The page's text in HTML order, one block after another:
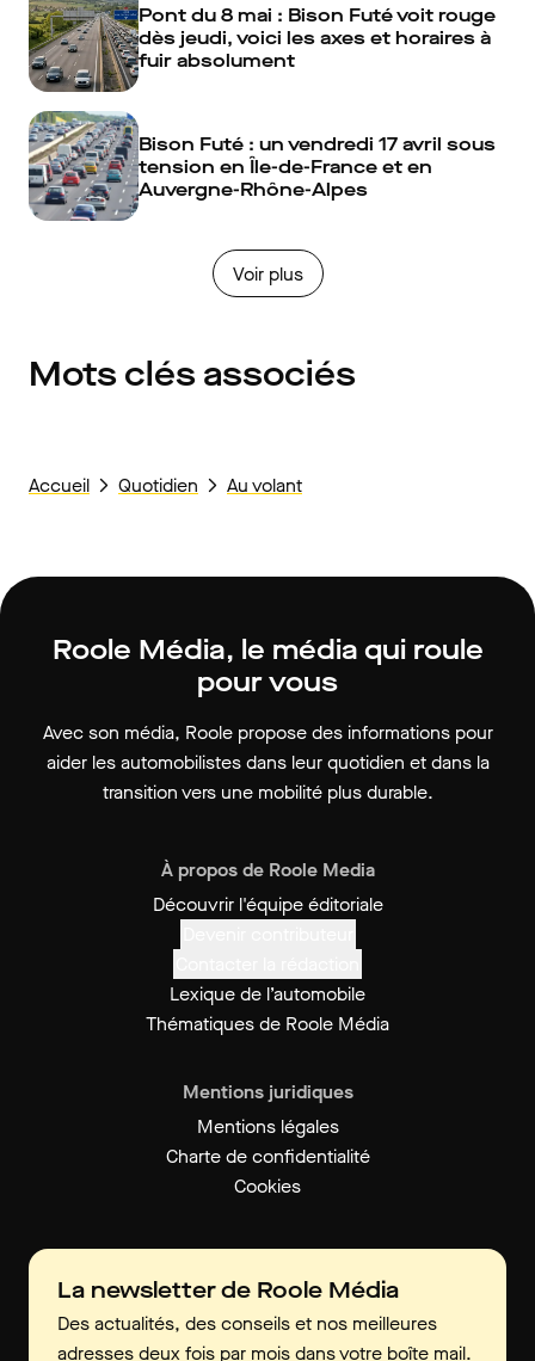
Pont du 8 mai : Bison Futé voit rouge
dès jeudi, voici les axes et horaires à
fuir absolument
Bison Futé : un vendredi 17 avril sous
tension en Île-de-France et en
Auvergne-Rhône-Alpes
Voir plus
Mots clés associés
Accueil Quotidien Au volant
Roole Média, le média qui roule
pour vous
Avec son média, Roole propose des informations pour
aider les automobilistes dans leur quotidien et dans la
transition vers une mobilité plus durable.
À propos de Roole Media
Découvrir l'équipe éditoriale
Lexique de l’automobile
Thématiques de Roole Média
Mentions juridiques
Mentions légales
Charte de confidentialité
Cookies
La newsletter de Roole Média
Des actualités, des conseils et nos meilleures
adresses deux fois par mois dans votre boîte mail.